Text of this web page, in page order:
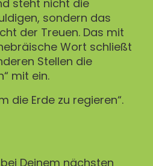
steht nicht die
sondern das
der Treuen. Das mit
Wort schließt
Stellen die
mit ein.
die Erde zu regieren“.
Deinem nächsten